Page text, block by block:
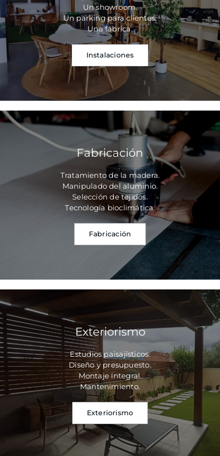
Un showroom.
Un parking para clientes.
Una fábrica.
Instalaciones
Fabricación
Tratamiento de la madera.
Manipulado del aluminio.
Selección de tejidos.
Tecnología bioclimática.
Fabricación
Exteriorismo
Estudios paisajísticos.
Diseño y presupuesto.
Montaje integral.
Mantenimiento.
Exteriorismo